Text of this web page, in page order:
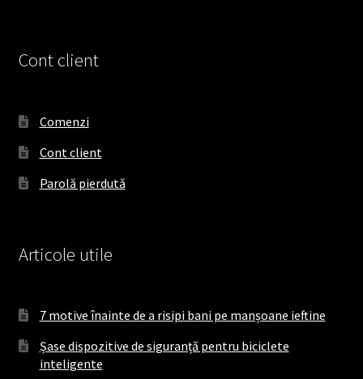
b
k
t
a
a
m
Cont client
Comenzi
Cont client
Parolă pierdută
Articole utile
7 motive înainte de a risipi bani pe manșoane ieftine
Șase dispozitive de siguranță pentru biciclete
inteligente